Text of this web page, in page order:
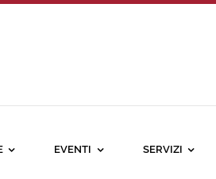
EVENTI SERVIZI